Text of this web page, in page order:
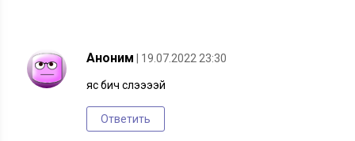
Аноним | 19.07.2022 23:30
яс бич слээээй
Ответить